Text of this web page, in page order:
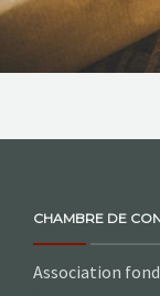
CHAMBRE DE
Association